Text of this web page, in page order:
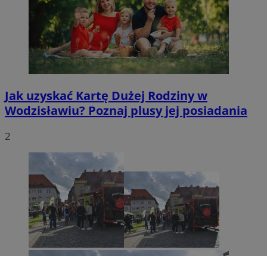
Jak uzyskać Kartę Dużej Rodziny w
Wodzisławiu? Poznaj plusy jej posiadania
2